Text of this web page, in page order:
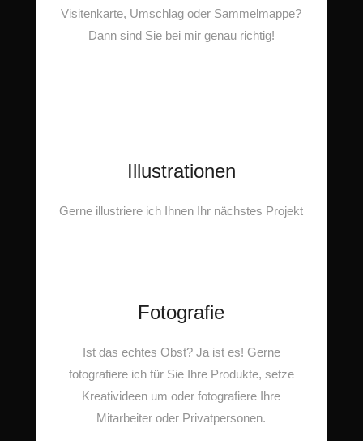
Visitenkarte, Umschlag oder Sammelmappe?
Dann sind Sie bei mir genau richtig!
Illustrationen
Gerne illustriere ich Ihnen Ihr nächstes Projekt
Fotografie
Ist das echtes Obst? Ja ist es! Gerne
fotografiere ich für Sie Ihre Produkte, setze
Kreativideen um oder fotografiere Ihre
Mitarbeiter oder Privatpersonen.